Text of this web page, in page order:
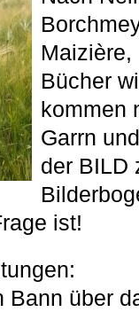
Maizière,
Bücher
kommen
Garrn
der BILD
ist!
Bann über